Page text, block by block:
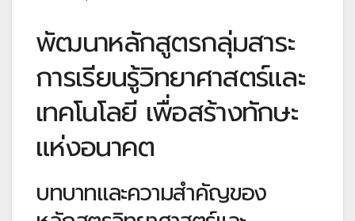
พัฒนาหลักสูตรกลุ่มสาระ
การเรียนรู้วิทยาศาสตร์และ
เทคโนโลยี เพื่อสร้างทักษะ
แห่งอนาคต
บทบาทและความสำคัญของ